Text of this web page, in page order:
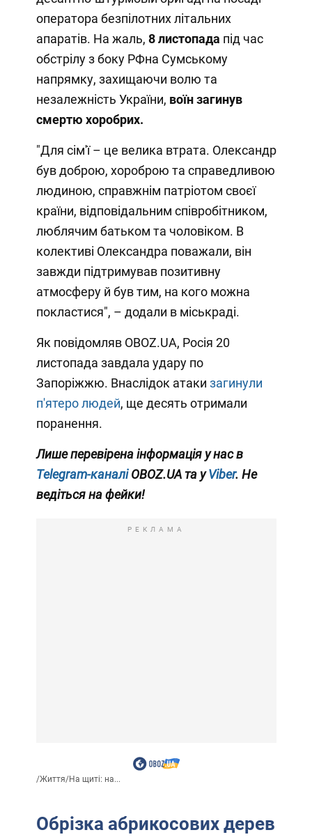
оператора безпілотних літальних
апаратів. На жаль, 8 листопада під час
обстрілу з боку РФна Сумському
напрямку, захищаючи волю та
незалежність України, воїн загинув
смертю хоробрих.
"Для сім'ї – це велика втрата. Олександр
був доброю, хороброю та справедливою
людиною, справжнім патріотом своєї
країни, відповідальним співробітником,
люблячим батьком та чоловіком. В
колективі Олександра поважали, він
завжди підтримував позитивну
атмосферу й був тим, на кого можна
покластися", – додали в міськраді.
Як повідомляв OBOZ.UA, Росія 20
листопада завдала удару по
Запоріжжю. Внаслідок атаки загинули
п'ятеро людей, ще десять отримали
поранення.
Лише перевірена інформація у нас в
Telegram-каналіOBOZ.UA та уViber. Не
ведіться на фейки!
РЕКЛАМА
/Життя/На щиті: на...
Обрізка абрикосових дерев